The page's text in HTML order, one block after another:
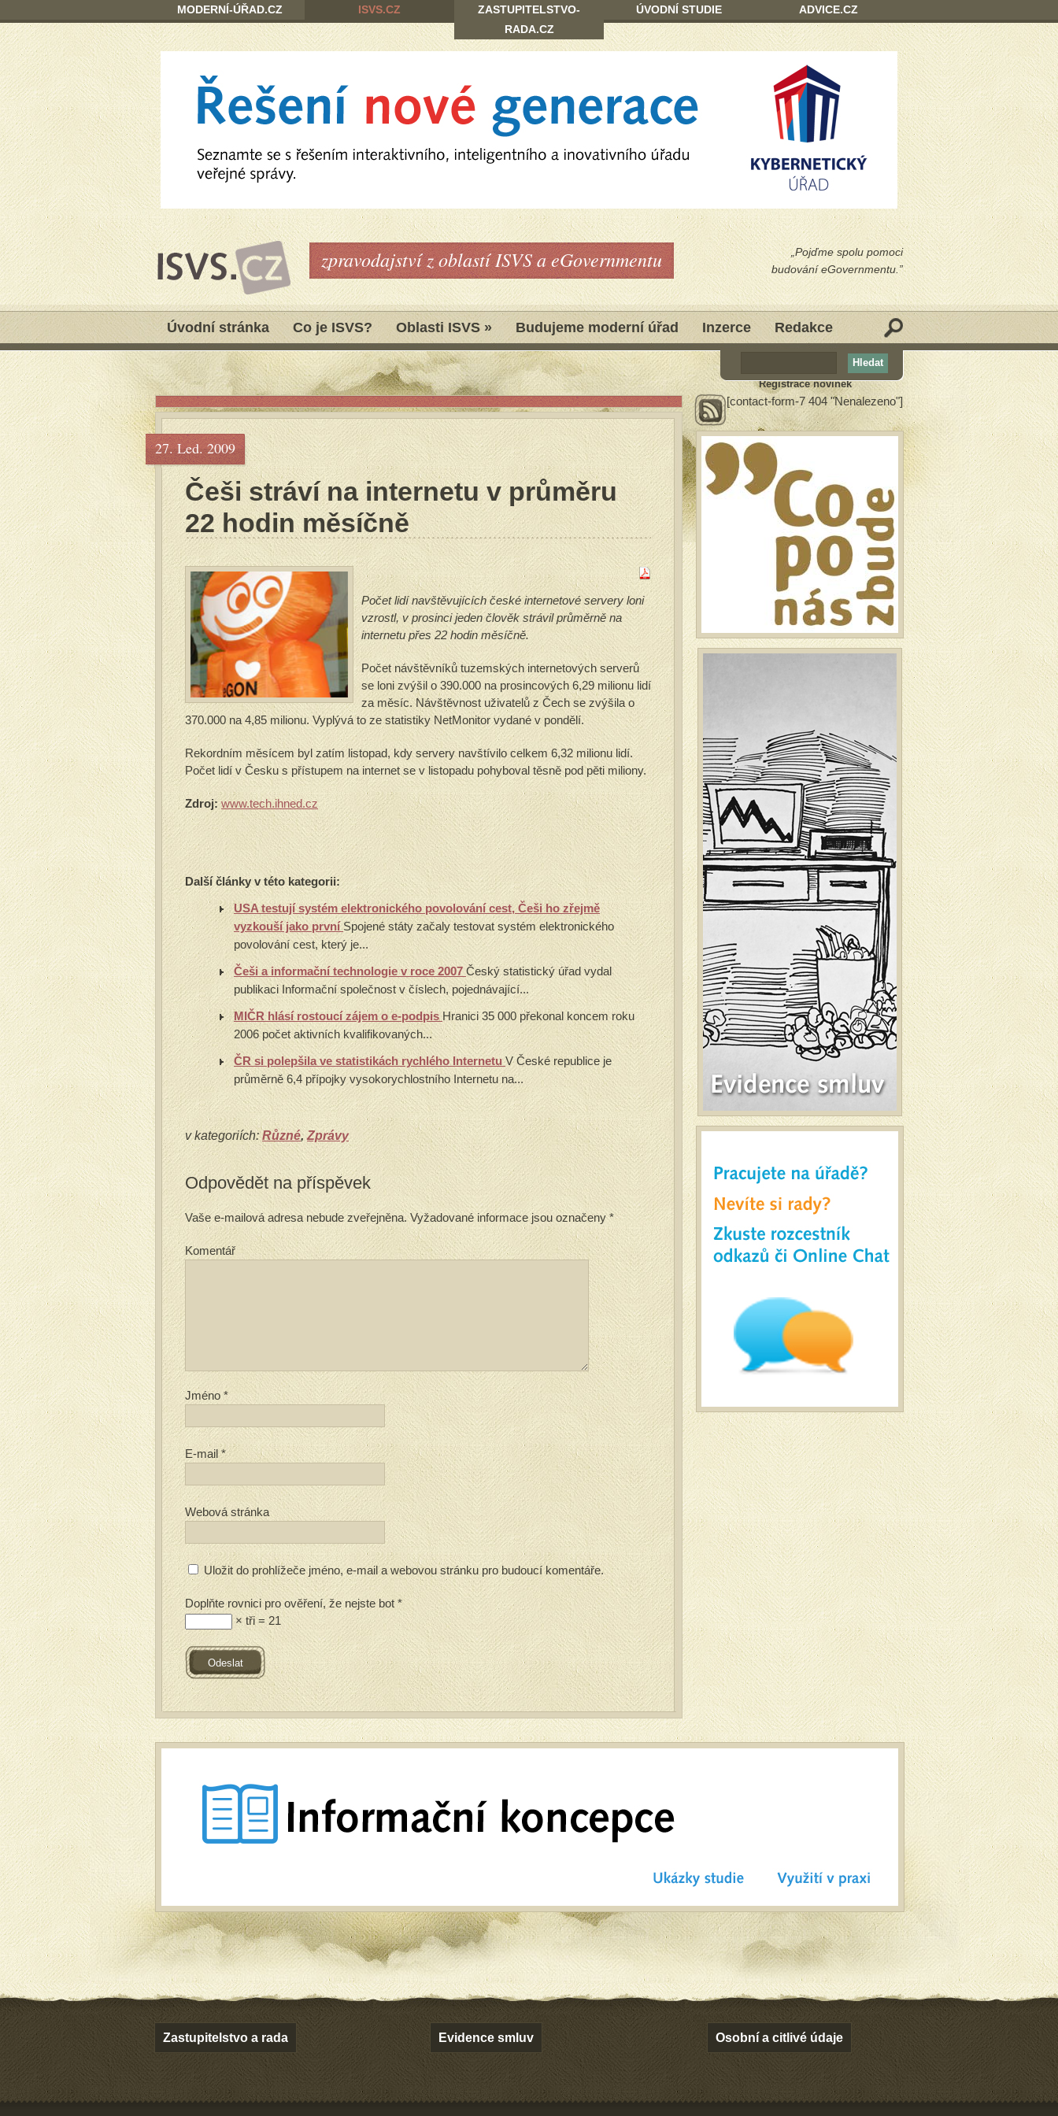
„Pojďme spolu pomoci
budování eGovernmentu.”
zpravodajství z oblastí ISVS a eGovernmentu
Úvodní stránka Co je ISVS? Oblasti ISVS » Budujeme moderní úřad Inzerce Redakce
27. Led. 2009
Češi stráví na internetu v průměru
22 hodin měsíčně
Počet lidí navštěvujících české internetové servery loni
vzrostl, v prosinci jeden člověk strávil průměrně na
internetu přes 22 hodin měsíčně.
Počet návštěvníků tuzemských internetových serverů
se loni zvýšil o 390.000 na prosincových 6,29 milionu lidí
za měsíc. Návštěvnost uživatelů z Čech se zvýšila o
370.000 na 4,85 milionu. Vyplývá to ze statistiky NetMonitor vydané v pondělí.
Rekordním měsícem byl zatím listopad, kdy servery navštívilo celkem 6,32 milionu lidí.
Počet lidí v Česku s přístupem na internet se v listopadu pohyboval těsně pod pěti miliony.
Zdroj: www.tech.ihned.cz
Další články v této kategorii:
USA testují systém elektronického povolování cest, Češi ho zřejmě
vyzkouší jako prvníSpojené státy začaly testovat systém elektronického
povolování cest, který je...
Češi a informační technologie v roce 2007 Český statistický úřad vydal
publikaci Informační společnost v číslech, pojednávající...
MIČR hlásí rostoucí zájem o e-podpisHranici 35 000 překonal koncem roku
2006 počet aktivních kvalifikovaných...
ČR si polepšila ve statistikách rychlého InternetuV České republice je
průměrně 6,4 přípojky vysokorychlostního Internetu na...
v kategoriích:Různé,Zprávy
Odpovědět na příspěvek
Vaše e-mailová adresa nebude zveřejněna. Vyžadované informace jsou označeny*
Komentář
Jméno *
E-mail*
Webová stránka
Uložit do prohlížeče jméno, e-mail a webovou stránku pro budoucí komentáře.
Doplňte rovnici pro ověření, že nejste bot *
× tři = 21
Registrace novinek
[contact-form-7 404 "Nenalezeno"]
Zastupitelstvo a rada Evidence smluv Osobní a citlivé údaje
MODERNÍ-ÚŘAD.CZ ISVS.CZ
ZASTUPITELSTVO-
RADA.CZ
ÚVODNÍ STUDIE ADVICE.CZ